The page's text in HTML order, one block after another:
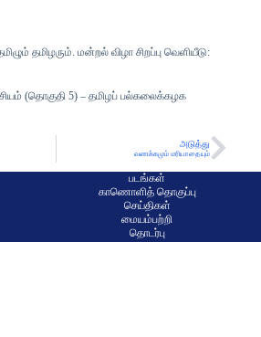
தமிழரும். மன்றல் விழா சிறப்பு வெளியீடு:
(தொகுதி 5) – தமிழப் பல்கலைக்கழக
அடுத்து
வணக்கமும் மரியாதையும்
படங்கள்
காணொளித் தொகுப்பு
செய்திகள்
மையம்பற்றி
தொடர்பு